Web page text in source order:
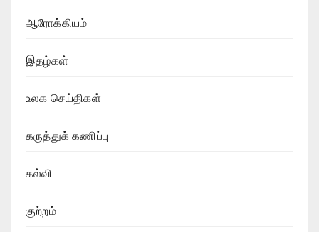
ஆரோக்கியம்
இதழ்கள்
உலக செய்திகள்
கருத்துக் கணிப்பு
கல்வி
குற்றம்